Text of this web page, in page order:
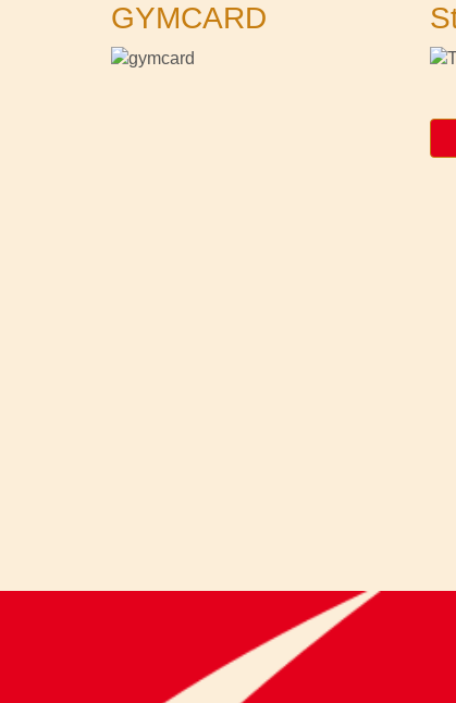
GYMCARD